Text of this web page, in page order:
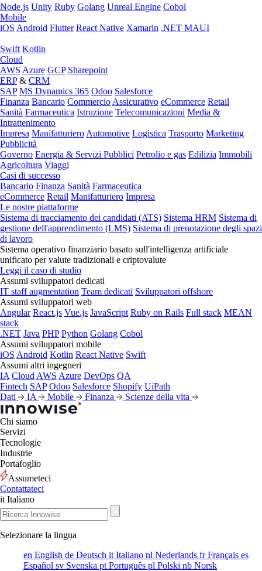
Node.js Unity Ruby Golang Unreal Engine Cobol
Mobile
iOS Android Flutter React Native Xamarin .NET MAUI
Swift Kotlin
Cloud
AWS Azure GCP Sharepoint
ERP& CRM
SAP MS Dynamics 365 Odoo Salesforce
Finanza Bancario Commercio Assicurativo eCommerce Retail
Sanità Farmaceutica Istruzione Telecomunicazioni Media &
Intrattenimento
Impresa Manifatturiero Automotive Logistica Trasporto Marketing
Pubblicità
Governo Energia & Servizi Pubblici Petrolio e gas Edilizia Immobili
Agricoltura Viaggi
Casi di successo
Bancario Finanza Sanità Farmaceutica
eCommerce Retail Manifatturiero Impresa
Le nostre piattaforme
Sistema di tracciamento dei candidati (ATS) Sistema HRM Sistema di
gestione dell'apprendimento (LMS) Sistema di prenotazione degli spazi
di lavoro
Sistema operativo finanziario basato sull'intelligenza artificiale
unificato per valute tradizionali e criptovalute
Leggi il caso di studio
Assumi sviluppatori dedicati
IT staff augmentation Team dedicati Sviluppatori offshore
Assumi sviluppatori web
Angular React.js Vue.js JavaScript Ruby on Rails Full stack MEAN
stack
.NET Java PHP Python Golang Cobol
Assumi sviluppatori mobile
iOS Android Kotlin React Native Swift
Assumi altri ingegneri
IA Cloud AWS Azure DevOps QA
Fintech SAP Odoo Salesforce Shopify UiPath
Dati
IA Mobile Finanza Scienze della vita
Chi siamo
Servizi
Tecnologie
Industrie
Portafoglio
Assumeteci
Contattateci
it Italiano
Selezionare la lingua
en English de Deutsch it Italiano nl Nederlands frFrançais es
Español sv Svenska pt Português pl Polski nb Norsk